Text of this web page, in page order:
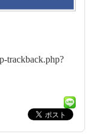
trackback.php?